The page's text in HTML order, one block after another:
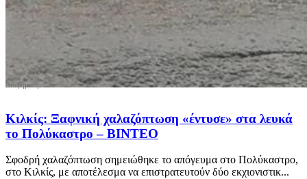
Κιλκίς: Ξαφνική χαλαζόπτωση «έντυσε» στα λευκά
το Πολύκαστρο – ΒΙΝΤΕΟ
Σφοδρή χαλαζόπτωση σημειώθηκε το απόγευμα στο Πολύκαστρο,
στο Κιλκίς, με αποτέλεσμα να επιστρατευτούν δύο εκχιονιστικ...